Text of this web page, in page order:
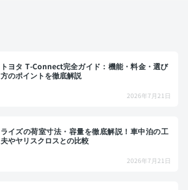
トヨタ T-Connect完全ガイド：機能・料金・選び
方のポイントを徹底解説
2026年7月21日
ライズの荷室寸法・容量を徹底解説！車中泊の工
夫やヤリスクロスとの比較
2026年7月21日